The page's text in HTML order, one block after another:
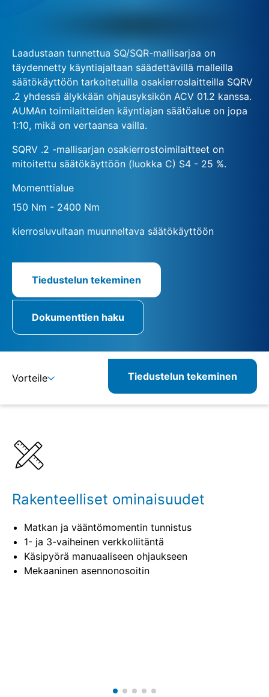
Laadustaan tunnettua SQ/SQR-mallisarjaa on
täydennetty käyntiajaltaan säädettävillä malleilla
säätökäyttöön tarkoitetuilla osakierroslaitteilla SQRV
.2 yhdessä älykkään ohjausyksikön ACV 01.2 kanssa.
AUMAn toimilaitteiden käyntiajan säätöalue on jopa
1:10, mikä on vertaansa vailla.
SQRV .2 -mallisarjan osakierrostoimilaitteet on
mitoitettu säätökäyttöön (luokka C) S4 - 25 %.
Momenttialue
150 Nm - 2400 Nm
kierrosluvultaan muunneltava säätökäyttöön
Tiedustelun tekeminen
Dokumenttien haku
Vorteile
Vastaavat tuotteet
Tiedustelun tekeminen
Rakenteelliset ominaisuudet
Matkan ja vääntömomentin tunnistus
1- ja 3-vaiheinen verkkoliitäntä
Käsipyörä manuaaliseen ohjaukseen
Mekaaninen asennonosoitin